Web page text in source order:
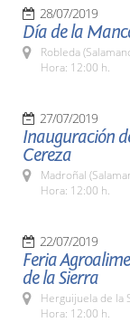
28/07/2019
Día de la
Robleda
Hora: 12:00 h.
27/07/2019
Inauguración
Cereza
Madroñal
Hora: 12:00 h.
22/07/2019
Feria
de la Sierra
Herguijuela de la
Hora: 12:00 h.